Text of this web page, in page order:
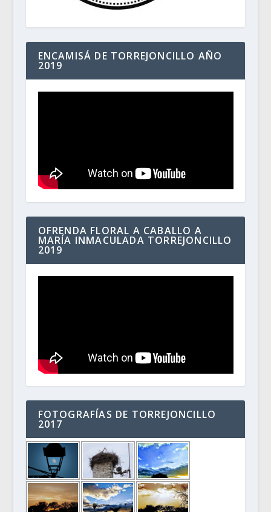
ENCAMISÁ DE TORREJONCILLO AÑO
2019
OFRENDA FLORAL A CABALLO A
MARÍA INMACULADA TORREJONCILLO
2019
FOTOGRAFÍAS DE TORREJONCILLO
2017